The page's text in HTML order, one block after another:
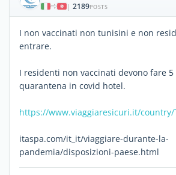
| 2189POSTS
I non vaccinati non tunisini e non
entrare.
I residenti non vaccinati devono fare
quarantena in covid hotel.
https://www.viaggiaresicuri.it/country/
itaspa.com/it_it/viaggiare-durante-la-
pandemia/disposizioni-paese.html